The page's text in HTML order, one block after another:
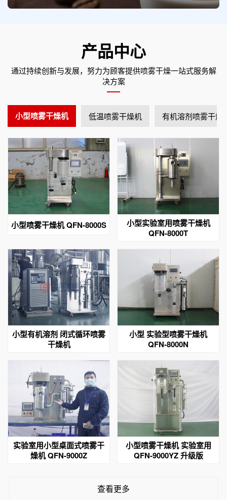
产品中心
通过持续创新与发展，努力为顾客提供喷雾干燥一站式服务解
决方案
小型喷雾干燥机 低温喷雾干燥机 有机溶剂喷雾干燥
小型喷雾干燥机 QFN-8000S
小型实验室用喷雾干燥机
QFN-8000T
小型有机溶剂 闭式循环喷雾
干燥机
小型 实验型喷雾干燥机
QFN-8000N
实验室用小型桌面式喷雾干
燥机 QFN-9000Z
小型喷雾干燥机 实验室用
QFN-9000YZ 升级版
查看更多